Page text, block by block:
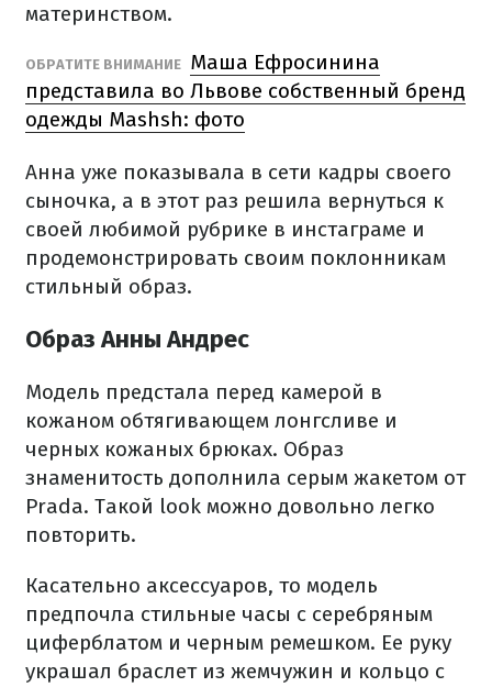
материнством.
ОБРАТИТЕ ВНИМАНИЕ Маша Ефросинина
представила во Львове собственный бренд
одежды Mashsh: фото
Анна уже показывала в сети кадры своего
сыночка, а в этот раз решила вернуться к
своей любимой рубрике в инстаграме и
продемонстрировать своим поклонникам
стильный образ.
Образ Анны Андрес
Модель предстала перед камерой в
кожаном обтягивающем лонгсливе и
черных кожаных брюках. Образ
знаменитость дополнила серым жакетом от
Prada. Такой look можно довольно легко
повторить.
Касательно аксессуаров, то модель
предпочла стильные часы с серебряным
циферблатом и черным ремешком. Ее руку
украшал браслет из жемчужин и кольцо с